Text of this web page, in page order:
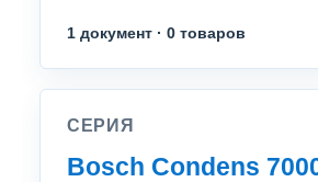
1 документ · 0 товаров
СЕРИЯ
Bosch Condens